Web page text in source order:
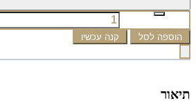
הוספה לסל קנה עכשיו
תיאור